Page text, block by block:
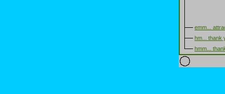
emm...
hm... thank
hmm...